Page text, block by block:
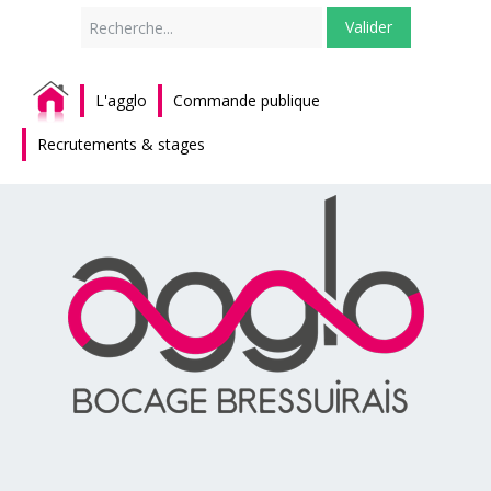
Valider
L'agglo Commande publique
Recrutements & stages